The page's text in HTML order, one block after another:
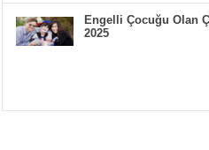
Engelli Çocuğu Olan
2025